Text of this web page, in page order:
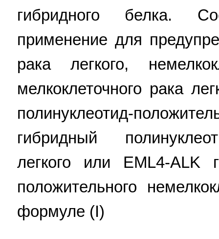
гибридного белка.
применение для
рака легкого,
мелкоклеточного рака
полинуклеотид-
гибридный
легкого или EML4-ALK
положительного
формуле (I)